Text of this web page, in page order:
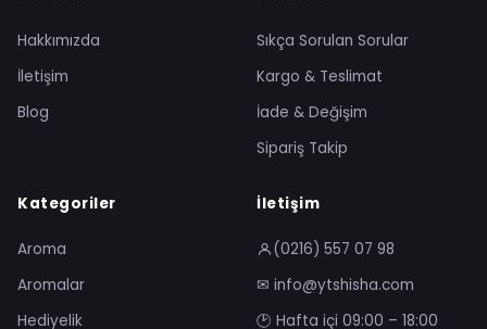
Hakkımızda
İletişim
Blog
Sıkça Sorulan Sorular
Kargo & Teslimat
İade & Değişim
Sipariş Takip
Kategoriler
Aroma
Aromalar
Hediyelik
İletişim
(0216) 557 07 98
✉ info@ytshisha.com
🕑 Hafta içi 09:00 – 18:00